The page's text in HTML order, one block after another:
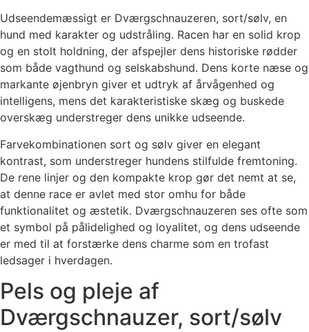
Udseendemæssigt er Dværgschnauzeren, sort/sølv, en
hund med karakter og udstråling. Racen har en solid krop
og en stolt holdning, der afspejler dens historiske rødder
som både vagthund og selskabshund. Dens korte næse og
markante øjenbryn giver et udtryk af årvågenhed og
intelligens, mens det karakteristiske skæg og buskede
overskæg understreger dens unikke udseende.
Farvekombinationen sort og sølv giver en elegant
kontrast, som understreger hundens stilfulde fremtoning.
De rene linjer og den kompakte krop gør det nemt at se,
at denne race er avlet med stor omhu for både
funktionalitet og æstetik. Dværgschnauzeren ses ofte som
et symbol på pålidelighed og loyalitet, og dens udseende
er med til at forstærke dens charme som en trofast
ledsager i hverdagen.
Pels og pleje af
Dværgschnauzer, sort/sølv